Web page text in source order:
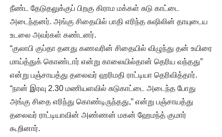
நீண்ட தேடுதலுக்குப் பிறகு கிராம மக்கள் சுடு காட்டை
அடைந்தனர். அங்கு சிதையில் பாதி எரிந்த சுஷிலின் தாயுடைய
உடலை அவர்கள் கண்டனர்.
“குலாபி குப்தா தனது கணவரின் சிதையில் விழுந்து தன் உயிரை
மாய்த்துக் கொண்டார் என்று காலையில்தான் தெரிய வந்தது”
என்று பஞ்சாயத்து தலைவர் ஹரிமதி ராட்டியா தெரிவித்தார்.
“நான் இரவு 2.30 மணியளவில் சுடுகாட்டை அடைந்த போது
அங்கு சிதை எரிந்து கொண்டிருந்தது,” என்று பஞ்சாயத்து
தலைவர் ராட்டியாவின் அண்ணன் மகன் ஹேமந்த் குமார்
கூறினார்.